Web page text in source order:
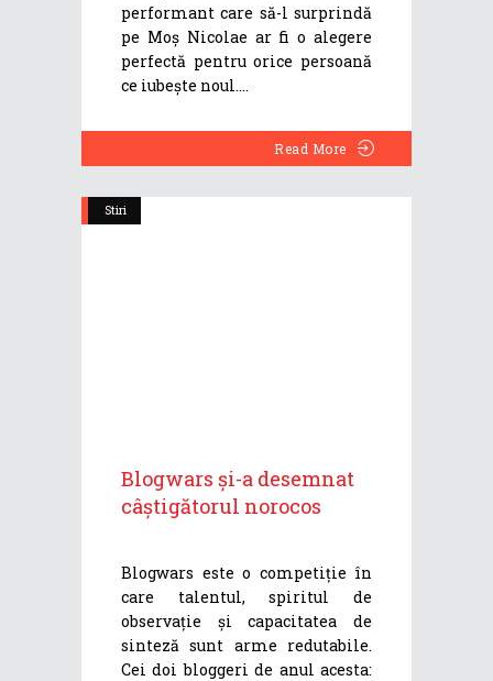
performant care să-l surprindă
pe Moș Nicolae ar fi o alegere
perfectă pentru orice persoană
ce iubește noul.
Read More
Stiri
Blogwars și-a desemnat
câștigătorul norocos
Blogwars este o competiție în
care talentul, spiritul de
observație și capacitatea de
sinteză sunt arme redutabile.
Cei doi bloggeri de anul acesta: